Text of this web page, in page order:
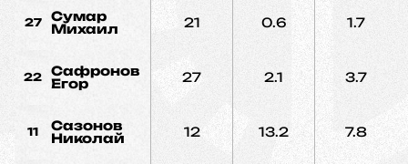
27
Сумар
Михаил
21 0.6 1.7
22
Сафронов
Егор
27 2.1 3.7
11
Сазонов
Николай
12 13.2 7.8